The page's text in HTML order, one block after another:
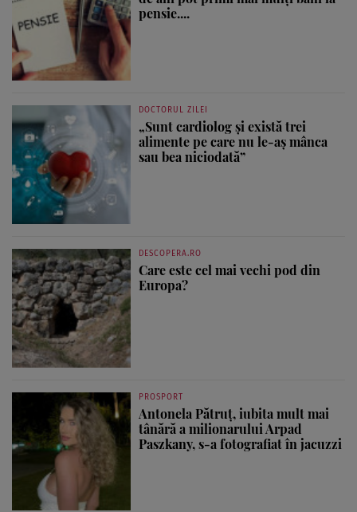
pensie....
DOCTORUL ZILEI
„Sunt cardiolog și există trei
alimente pe care nu le-aș mânca
sau bea niciodată”
DESCOPERA.RO
Care este cel mai vechi pod din
Europa?
PROSPORT
Antonela Pătruț, iubita mult mai
tânără a milionarului Arpad
Paszkany, s-a fotografiat în jacuzzi